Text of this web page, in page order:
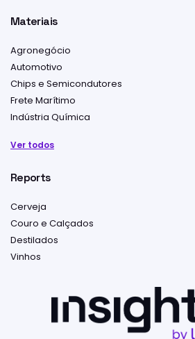
Materiais
Agronegócio
Automotivo
Chips e Semicondutores
Frete Marítimo
Indústria Química
Ver todos
Reports
Cerveja
Couro e Calçados
Destilados
Vinhos